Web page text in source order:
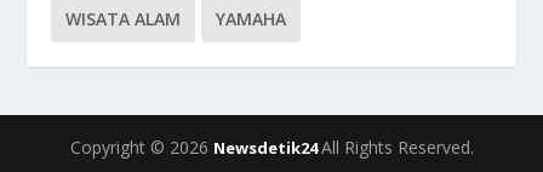
WISATA ALAM YAMAHA
Copyright © 2026 Newsdetik24All Rights Reserved.